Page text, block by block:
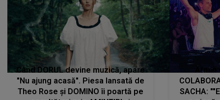
Când DORUL devine muzică, apare
"Nu ajung acasă". Piesa lansată de
Theo Rose și DOMINO îi poartă pe
SACHA: